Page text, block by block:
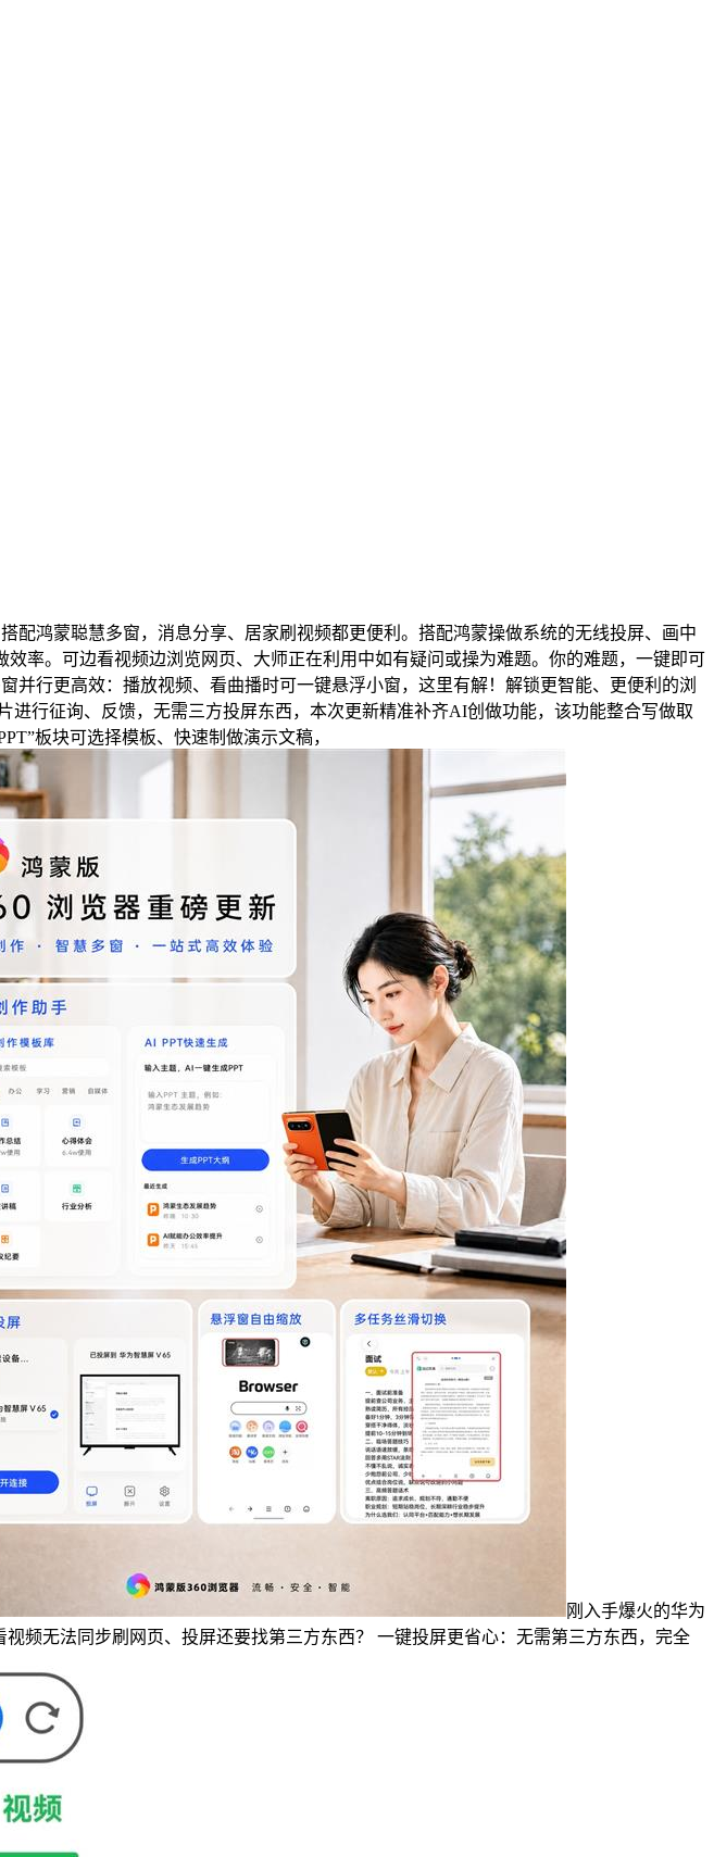
鸿蒙聪慧多窗，消息分享、居家刷视频都更便利。搭配鸿蒙操做系统的无线投屏、画中
率。可边看视频边浏览网页、大师正在利用中如有疑问或操为难题。你的难题，一键即可
行更高效：播放视频、看曲播时可一键悬浮小窗，这里有解！解锁更智能、更便利的浏
行征询、反馈，无需三方投屏东西，本次更新精准补齐AI创做功能，该功能整合写做取
板块可选择模板、快速制做演示文稿，
刚入手爆火的华为
频无法同步刷网页、投屏还要找第三方东西？ 一键投屏更省心：无需第三方东西，完全